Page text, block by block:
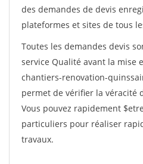
des demandes de devis
plateformes et sites de tous
Toutes les demandes devis
service Qualité avant la mise
chantiers-renovation-
permet de vérifier la véracité
Vous pouvez rapidement
particuliers pour réaliser
travaux.